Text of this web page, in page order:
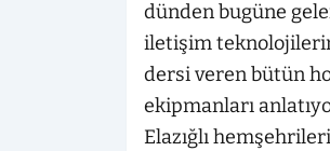
dünden bugüne
iletişim
dersi veren bütün
ekipmanları
Elazığlı